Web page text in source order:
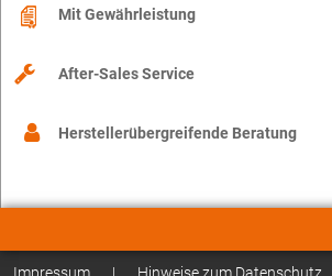
Mit Gewährleistung
After-Sales Service
Herstellerübergreifende Beratung